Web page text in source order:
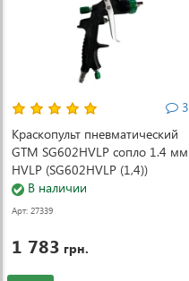
3
Краскопульт пневматический
GTM SG602HVLP сопло 1.4 мм
HVLP (SG602HVLP (1,4))
В наличии
Арт: 27339
1 783 грн.